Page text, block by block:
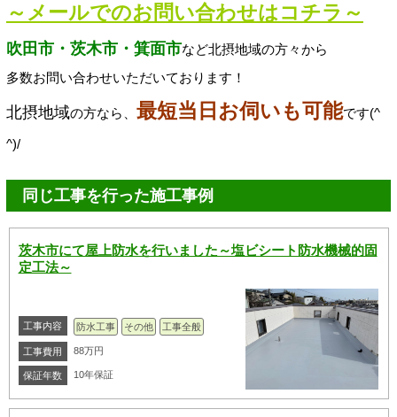
～メールでのお問い合わせはコチラ～
吹田市・茨木市・箕面市など北摂地域の方々から
多数お問い合わせいただいております！
北摂地域の方なら、 最短当日お伺いも可能です(^
^)/
同じ工事を行った施工事例
茨木市にて屋上防水を行いました～塩ビシート防水機械的固
定工法～
工事内容 防水工事 その他 工事全般
工事費用 88万円
保証年数 10年保証